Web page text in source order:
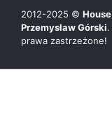
2012-2025 ©
Przemysław Górski
prawa zastrzeżone!